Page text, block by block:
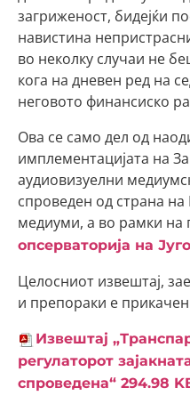
загриженост, бидејќи
навистина
во неколку случаи не
кога на дневен ред на
неговото финансиско
Ова се само дел од
имплементацијата на
аудиовизуелни
спроведен од страна
медиуми, а во рамки на
опсерваторија на
Целосниот извештај,
и препораки е
Извештај
регулаторот
спроведена“ 294.98